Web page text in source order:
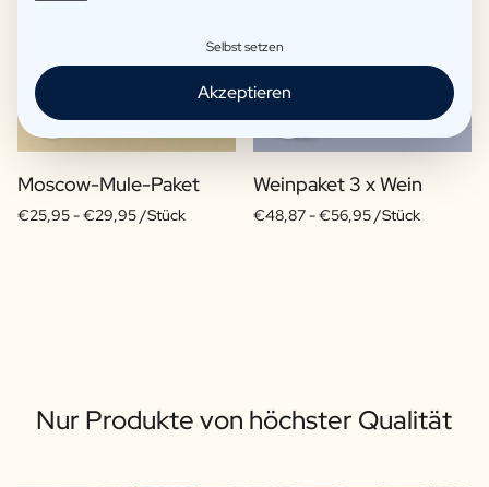
Moscow-Mule-Paket
€25,95 -€29,95 /Stück
Weinpaket 3 x Wein
€48,87 -€56,95 /Stück
Nur Produkte von höchster Qualität
Selbst setzen
Akzeptieren